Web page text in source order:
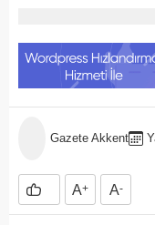
Gazete Akkent
A+ A-